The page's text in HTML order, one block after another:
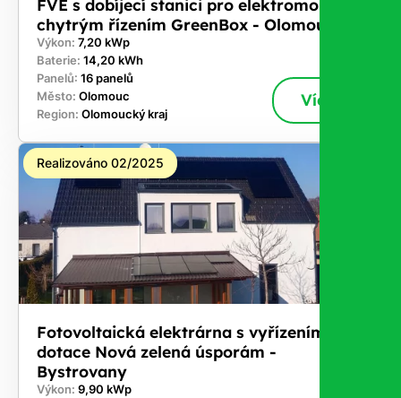
FVE s dobíjecí stanici pro elektromobil a
chytrým řízením GreenBox - Olomouc
Výkon: 7,20 kWp
Baterie: 14,20 kWh
Panelů: 16 panelů
Město: Olomouc
Region: Olomoucký kraj
Více
Realizováno 02/2025
Fotovoltaická elektrárna s vyřízením
dotace Nová zelená úsporám -
Bystrovany
Výkon: 9,90 kWp